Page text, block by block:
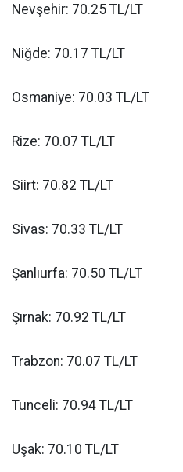
Nevşehir: 70.25 TL/LT
Niğde: 70.17 TL/LT
Osmaniye: 70.03 TL/LT
Rize: 70.07 TL/LT
Siirt: 70.82 TL/LT
Sivas: 70.33 TL/LT
Şanlıurfa: 70.50 TL/LT
Şırnak: 70.92 TL/LT
Trabzon: 70.07 TL/LT
Tunceli: 70.94 TL/LT
Uşak: 70.10 TL/LT